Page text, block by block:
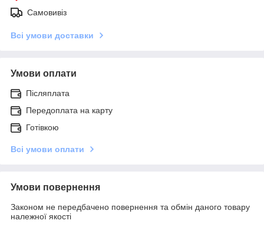
Самовивіз
Всі умови доставки
Умови оплати
Післяплата
Передоплата на карту
Готівкою
Всі умови оплати
Умови повернення
Законом не передбачено повернення та обмін даного товару
належної якості